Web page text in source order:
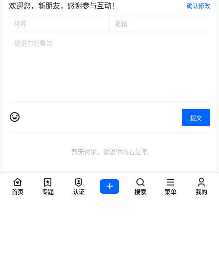
欢迎您，新朋友，感谢参与互动！ 确认修改
提交
暂无讨论，说说你的看法吧
Copyright © 2026WZ游戏项目联盟
首页 专题 认证 搜索 菜单 我的